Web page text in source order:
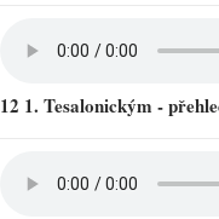
12 1. Tesalonickým -